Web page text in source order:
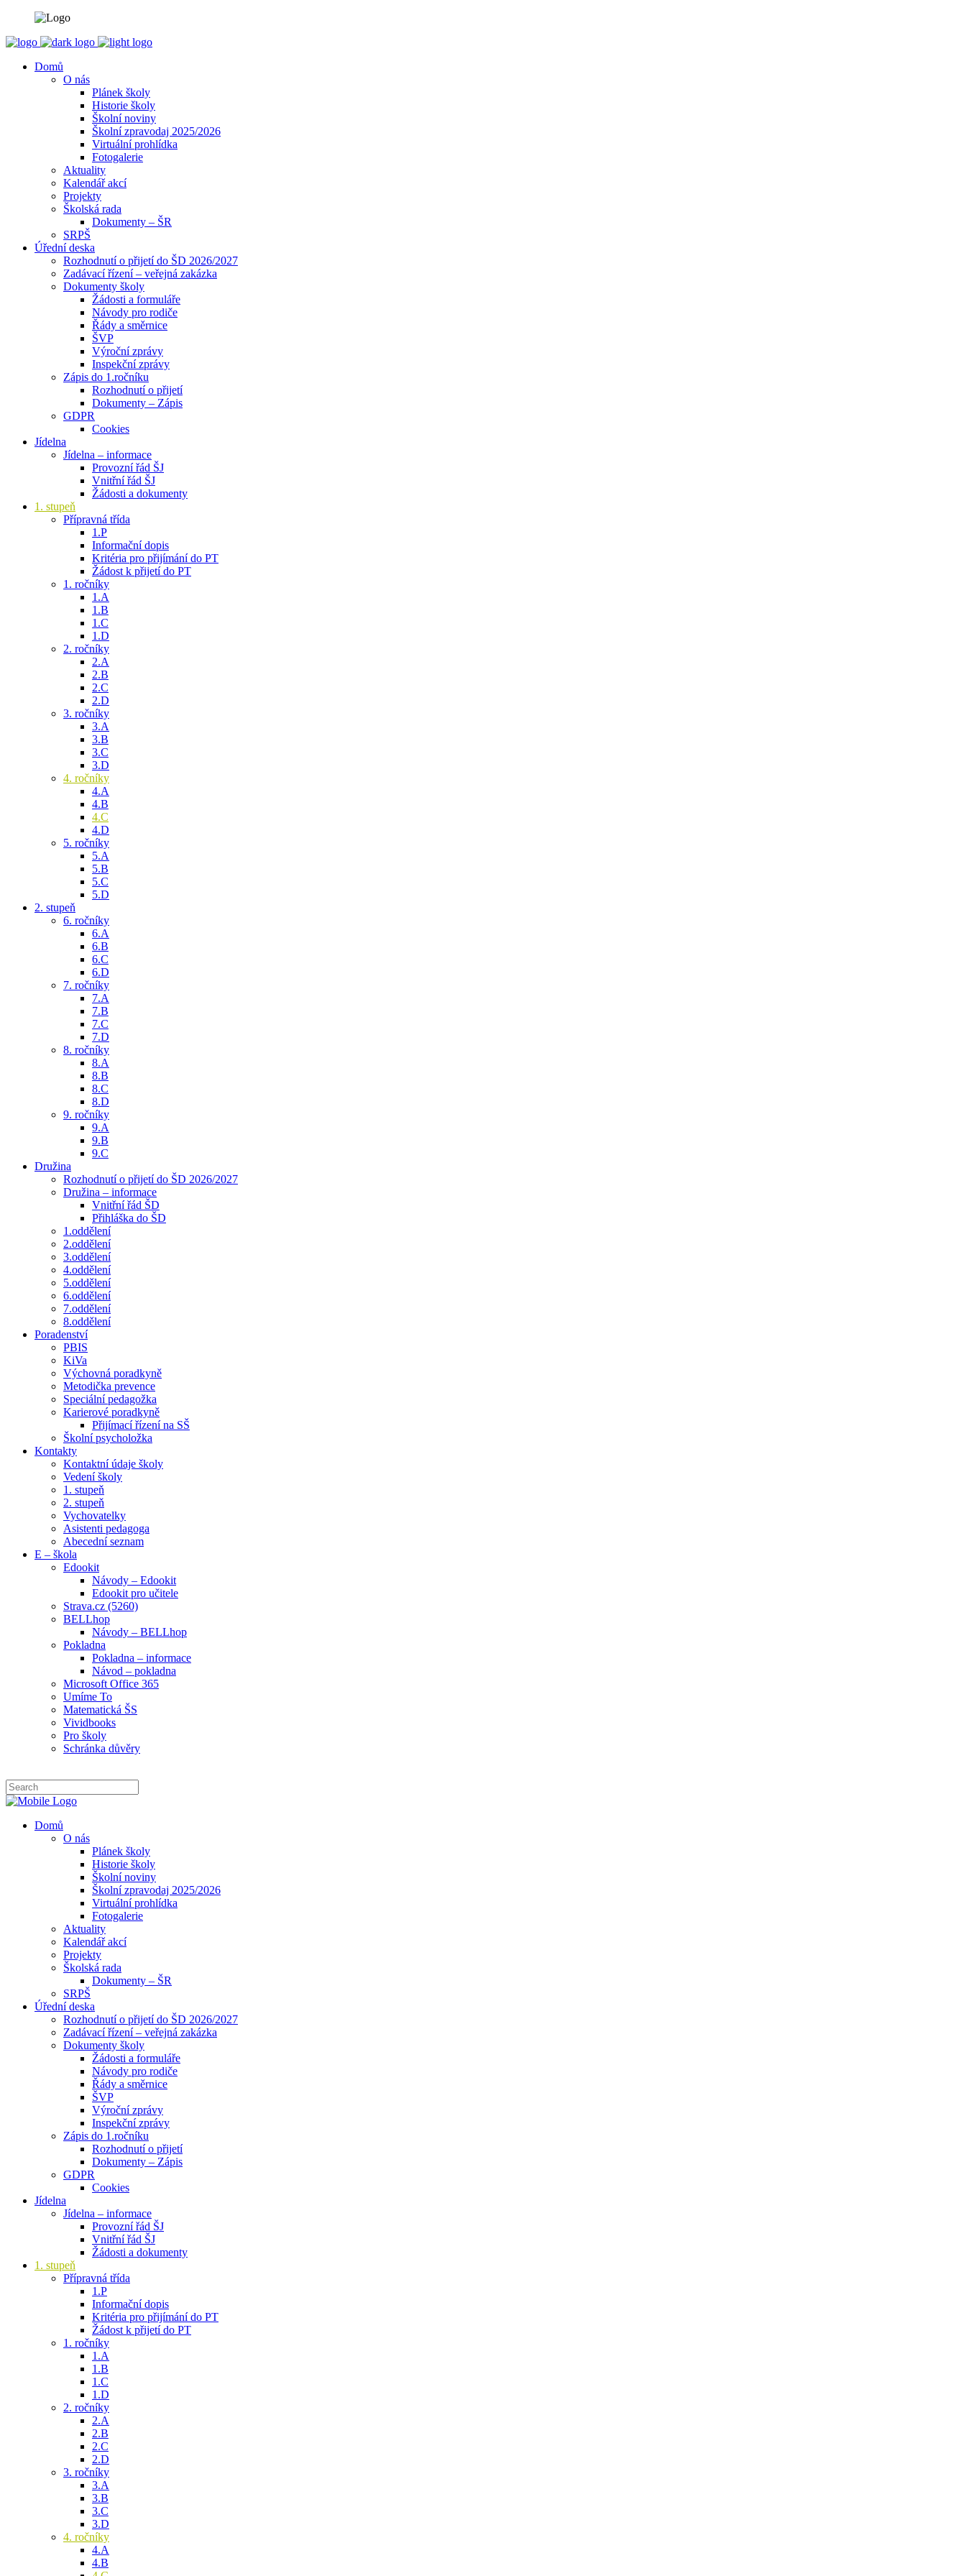
Domů
O nás
Plánek školy
Historie školy
Školní noviny
Školní zpravodaj 2025/2026
Virtuální prohlídka
Fotogalerie
Aktuality
Kalendář akcí
Projekty
Školská rada
Dokumenty – ŠR
SRPŠ
Úřední deska
Rozhodnutí o přijetí do ŠD 2026/2027
Zadávací řízení – veřejná zakázka
Dokumenty školy
Žádosti a formuláře
Návody pro rodiče
Řády a směrnice
ŠVP
Výroční zprávy
Inspekční zprávy
Zápis do 1.ročníku
Rozhodnutí o přijetí
Dokumenty – Zápis
GDPR
Cookies
Jídelna
Jídelna – informace
Provozní řád ŠJ
Vnitřní řád ŠJ
Žádosti a dokumenty
1. stupeň
Přípravná třída
1.P
Informační dopis
Kritéria pro přijímání do PT
Žádost k přijetí do PT
1. ročníky
1.A
1.B
1.C
1.D
2. ročníky
2.A
2.B
2.C
2.D
3. ročníky
3.A
3.B
3.C
3.D
4. ročníky
4.A
4.B
4.C
4.D
5. ročníky
5.A
5.B
5.C
5.D
2. stupeň
6. ročníky
6.A
6.B
6.C
6.D
7. ročníky
7.A
7.B
7.C
7.D
8. ročníky
8.A
8.B
8.C
8.D
9. ročníky
9.A
9.B
9.C
Družina
Rozhodnutí o přijetí do ŠD 2026/2027
Družina – informace
Vnitřní řád ŠD
Přihláška do ŠD
1.oddělení
2.oddělení
3.oddělení
4.oddělení
5.oddělení
6.oddělení
7.oddělení
8.oddělení
Poradenství
PBIS
KiVa
Výchovná poradkyně
Metodička prevence
Speciální pedagožka
Karierové poradkyně
Přijímací řízení na SŠ
Školní psycholožka
Kontakty
Kontaktní údaje školy
Vedení školy
1. stupeň
2. stupeň
Vychovatelky
Asistenti pedagoga
Abecední seznam
E – škola
Edookit
Návody – Edookit
Edookit pro učitele
Strava.cz (5260)
BELLhop
Návody – BELLhop
Pokladna
Pokladna – informace
Návod – pokladna
Microsoft Office 365
Umíme To
Matematická ŠS
Vividbooks
Pro školy
Schránka důvěry
Domů
O nás
Plánek školy
Historie školy
Školní noviny
Školní zpravodaj 2025/2026
Virtuální prohlídka
Fotogalerie
Aktuality
Kalendář akcí
Projekty
Školská rada
Dokumenty – ŠR
SRPŠ
Úřední deska
Rozhodnutí o přijetí do ŠD 2026/2027
Zadávací řízení – veřejná zakázka
Dokumenty školy
Žádosti a formuláře
Návody pro rodiče
Řády a směrnice
ŠVP
Výroční zprávy
Inspekční zprávy
Zápis do 1.ročníku
Rozhodnutí o přijetí
Dokumenty – Zápis
GDPR
Cookies
Jídelna
Jídelna – informace
Provozní řád ŠJ
Vnitřní řád ŠJ
Žádosti a dokumenty
1. stupeň
Přípravná třída
1.P
Informační dopis
Kritéria pro přijímání do PT
Žádost k přijetí do PT
1. ročníky
1.A
1.B
1.C
1.D
2. ročníky
2.A
2.B
2.C
2.D
3. ročníky
3.A
3.B
3.C
3.D
4. ročníky
4.A
4.B